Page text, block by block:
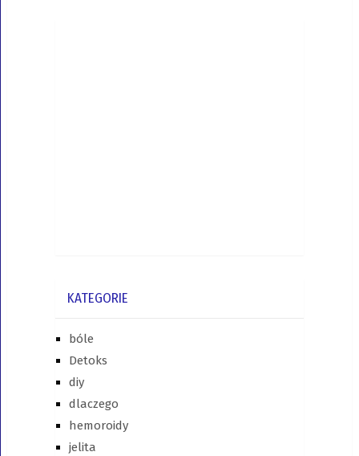
KATEGORIE
bóle
Detoks
diy
dlaczego
hemoroidy
jelita